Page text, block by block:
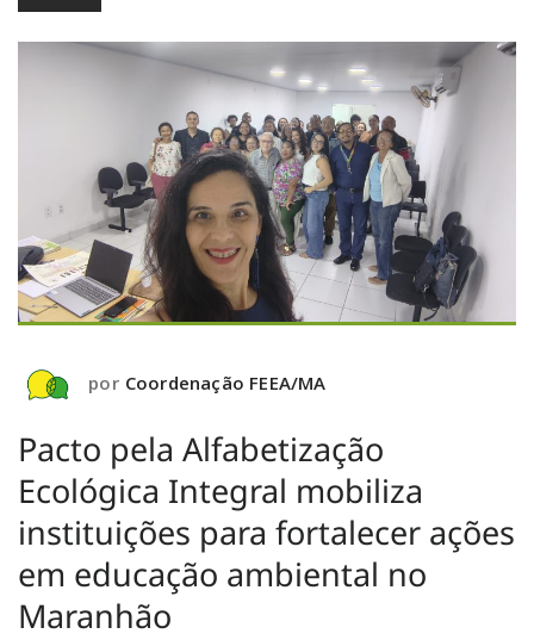
por Coordenação FEEA/MA
Pacto pela Alfabetização
Ecológica Integral mobiliza
instituições para fortalecer ações
em educação ambiental no
Maranhão